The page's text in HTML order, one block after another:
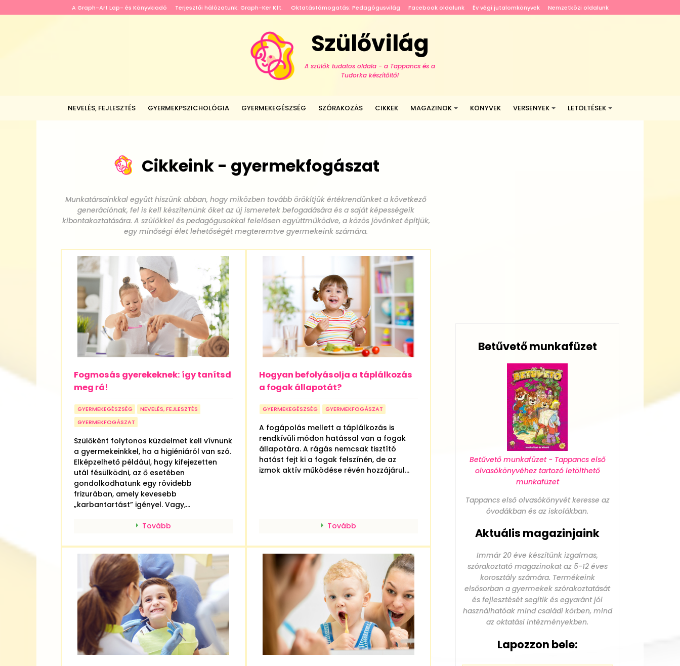
A Graph-Art Lap- és Könyvkiadó Terjesztői hálózatunk: Graph-Ker Kft. Oktatástámogatás: Pedagógusvilág Facebook oldalunk Év végi jutalomkönyvek Nemzetközi oldalunk
Szülővilág
A szülők tudatos oldala - a Tappancs és a
Tudorka készítőitől
NEVELÉS, FEJLESZTÉS GYERMEKPSZICHOLÓGIA GYERMEKEGÉSZSÉG SZÓRAKOZÁS CIKKEK MAGAZINOK KÖNYVEK VERSENYEK LETÖLTÉSEK
Cikkeink - gyermekfogászat
Munkatársainkkal együtt hiszünk abban, hogy miközben tovább örökítjük értékrendünket a következő
generációnak, fel is kell készítenünk őket az új ismeretek befogadására és a saját képességeik
kibontakoztatására. A szülőkkel és pedagógusokkal felelősen együttműködve, a közös jövőnket építjük,
egy minőségi élet lehetőségét megteremtve gyermekeink számára.
Fogmosás gyerekeknek: így tanítsd
meg rá!
GYERMEKEGÉSZSÉG
NEVELÉS, FEJLESZTÉS
GYERMEKFOGÁSZAT
Szülőként folytonos küzdelmet kell vívnunk
a gyermekeinkkel, ha a higiéniáról van szó.
Elképzelhető például, hogy kifejezetten
utál fésülködni, az ő esetében
gondolkodhatunk egy rövidebb
frizurában, amely kevesebb
„karbantartást” igényel. Vagy,...
Tovább
Hogyan befolyásolja a táplálkozás
a fogak állapotát?
GYERMEKEGÉSZSÉG GYERMEKFOGÁSZAT
A fogápolás mellett a táplálkozás is
rendkívüli módon hatással van a fogak
állapotára. A rágás nemcsak tisztító
hatást fejt ki a fogak felszínén, de az
izmok aktív működése révén hozzájárul...
Tovább
Betűvető munkafüzet
Betűvető munkafüzet - Tappancs első
olvasókönyvéhez tartozó letölthető
munkafüzet
Tappancs első olvasókönyvét keresse az
óvodákban és az iskolákban.
Aktuális magazinjaink
Immár 20 éve készítünk izgalmas,
szórakoztató magazinokat az 5-12 éves
korosztály számára. Termékeink
elsősorban a gyermekek szórakoztatását
és fejlesztését segítik és egyaránt jól
használhatóak mind családi körben, mind
az oktatási intézményekben.
Lapozzon bele: